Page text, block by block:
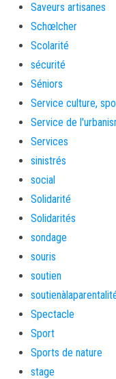
Saveurs artisanes
Schœlcher
Scolarité
sécurité
Séniors
Service culture,
Service de
Services
sinistrés
social
Solidarité
Solidarités
sondage
souris
soutien
Spectacle
Sport
Sports de nature
stage